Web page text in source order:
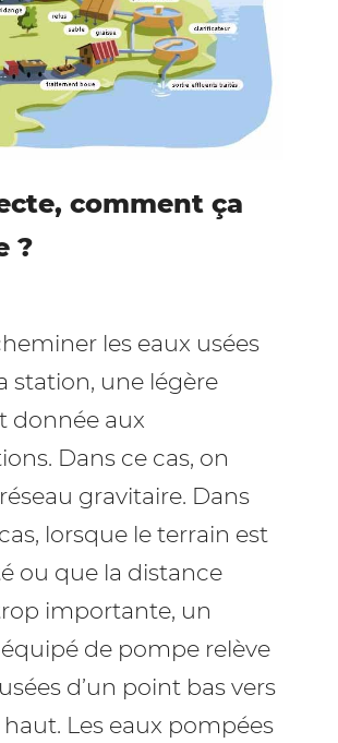
comment ça
?
les eaux usées
station, une légère
donnée aux
Dans ce cas, on
gravitaire. Dans
lorsque le terrain est
ou que la distance
importante, un
de pompe relève
d’un point bas vers
Les eaux pompées